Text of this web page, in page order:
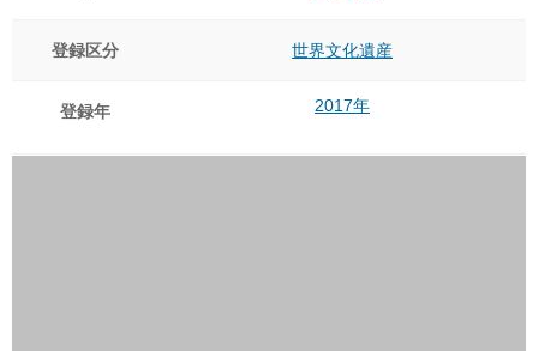
登録区分 世界文化遺産
登録年 2017年